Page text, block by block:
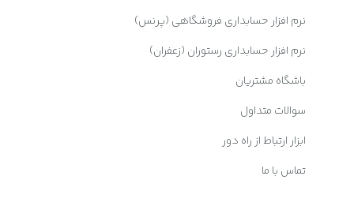
نرم افزار حسابداری فروشگاهی (پرنس)
نرم افزار حسابداری رستوران (زعفران)
باشگاه مشتریان
سوالات متداول
ابزار ارتباط از راه دور
تماس با ما